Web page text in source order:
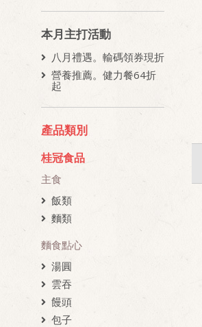
本月主打活動
八月禮遇。輸碼領券現折
營養推薦。健力餐64折
起
產品類別
桂冠食品
主食
飯類
麵類
麵食點心
湯圓
雲吞
饅頭
包子